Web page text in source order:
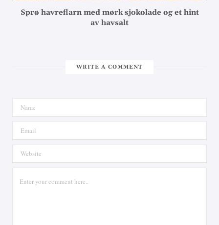
Sprø havreflarn med mørk sjokolade og et hint
av havsalt
WRITE A COMMENT